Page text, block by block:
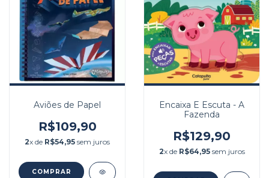
Aviões de Papel
R$109,90
2x de R$54,95 sem juros
Encaixa E Escuta - A
Fazenda
R$129,90
2x de R$64,95sem juros